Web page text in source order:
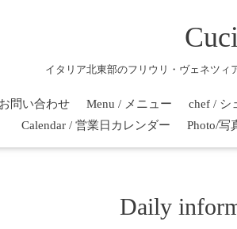
イタリア北東部のフリウリ・ヴェネツィ
問い合わせ Menu / メニュー chef / シ
Calendar / 営業日カレンダー
Photo/写
Daily